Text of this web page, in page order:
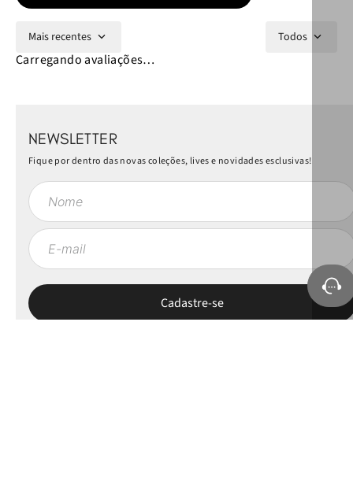
Mais recentes Todos
Carregando avaliações…
NEWSLETTER
Fique por dentro das novas coleções, lives e novidades esclusivas!